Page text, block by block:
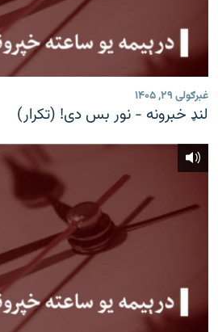
غبرګولی ۲۹, ۱۴۰۵
لنډ خبرونه - نور بس دی! (تکرار)